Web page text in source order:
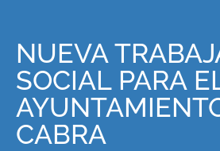
NUEVA
SOCIAL PARA
CABRA